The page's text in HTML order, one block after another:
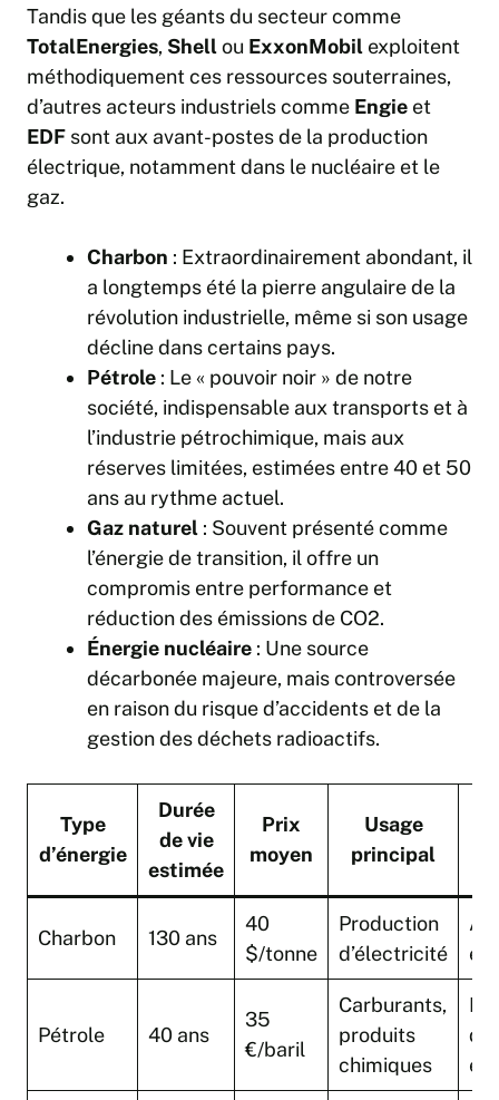
Tandis que les géants du secteur comme
TotalEnergies, Shellou ExxonMobil exploitent
méthodiquement ces ressources souterraines,
d’autres acteurs industriels comme Engie et
EDF sont aux avant-postes de la production
électrique, notamment dans le nucléaire et le
gaz.
Charbon : Extraordinairement abondant, il
a longtemps été la pierre angulaire de la
révolution industrielle, même si son usage
décline dans certains pays.
Pétrole : Le « pouvoir noir » de notre
société, indispensable aux transports et à
l’industrie pétrochimique, mais aux
réserves limitées, estimées entre 40 et 50
ans au rythme actuel.
Gaz naturel : Souvent présenté comme
l’énergie de transition, il offre un
compromis entre performance et
réduction des émissions de CO2.
Énergie nucléaire : Une source
décarbonée majeure, mais controversée
en raison du risque d’accidents et de la
gestion des déchets radioactifs.
Type
d’énergie
Durée
de vie
estimée
Prix
moyen
Usage
principal
Charbon 130 ans
40
$/tonne
Production
d’électricité
Pétrole 40 ans
35
€/baril
Carburants,
produits
chimiques